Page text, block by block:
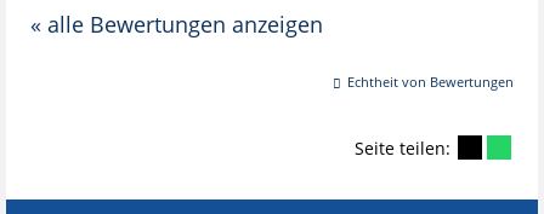
« alle Bewertungen anzeigen
Echtheit von Bewertungen
Seite teilen: